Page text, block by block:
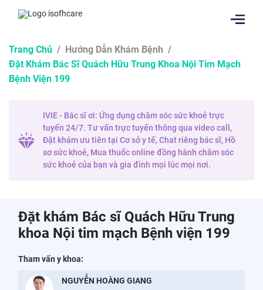
Trang Chủ / Hướng Dẫn Khám Bệnh /
Đặt Khám Bác Sĩ Quách Hữu Trung Khoa Nội Tim Mạch
Bệnh Viện 199
IVIE - Bác sĩ ơi: Ứng dụng chăm sóc sức khoẻ trực
tuyến 24/7. Tư vấn trực tuyến thông qua video call,
Đặt khám ưu tiên tại Cơ sở y tế, Chat riêng bác sĩ, Hồ
sơ sức khoẻ, Mua thuốc online đồng hành chăm sóc
sức khoẻ của bạn và gia đình mọi lúc mọi nơi.
Đặt khám Bác sĩ Quách Hữu Trung
khoa Nội tim mạch Bệnh viện 199
Tham vấn y khoa:
NGUYỄN HOÀNG GIANG